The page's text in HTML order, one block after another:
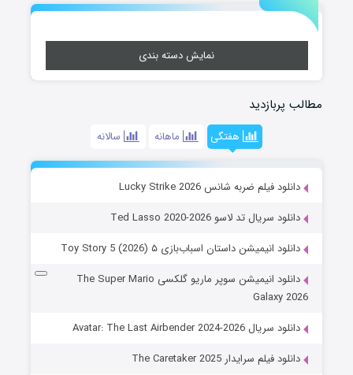
نمایش دسته بندی
مطالب پربازدید
هفتگی ماهانه سالانه
دانلود فیلم ضربه شانس Lucky Strike 2026
دانلود سریال تد لاسو Ted Lasso 2020-2026
دانلود انیمیشن داستان اسباب‌بازی ۵ Toy Story 5 (2026)
دانلود انیمیشن سوپر ماریو گلکسی The Super Mario
Galaxy 2026
دانلود سریال Avatar: The Last Airbender 2024-2026
دانلود فیلم سرایدار The Caretaker 2025